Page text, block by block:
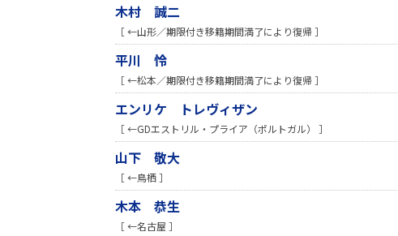
木村 誠二
［ ←山形／期限付き移籍期間満了により復帰 ］
平川 怜
［ ←松本／期限付き移籍期間満了により復帰 ］
エンリケ トレヴィザン
［ ←GDエストリル・プライア（ポルトガル） ］
山下 敬大
［ ←鳥栖 ］
木本 恭生
［ ←名古屋 ］